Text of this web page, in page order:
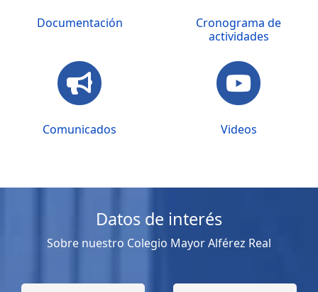
Documentación
Cronograma de
actividades
Comunicados Videos
Datos de interés
Sobre nuestro Colegio Mayor Alférez Real